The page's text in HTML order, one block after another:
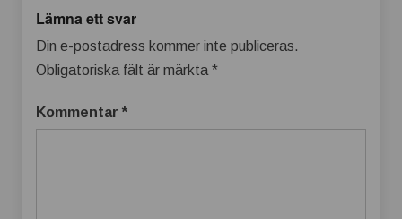
Lämna ett svar
Din e-postadress kommer inte publiceras.
Obligatoriska fält är märkta*
Kommentar *